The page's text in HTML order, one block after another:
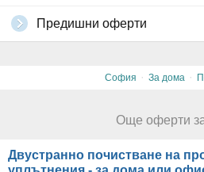
Предишни оферти
София · За дома ·
Още оферти
Двустранно почистване на